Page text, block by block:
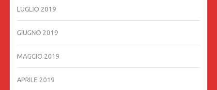
LUGLIO 2019
GIUGNO 2019
MAGGIO 2019
APRILE 2019